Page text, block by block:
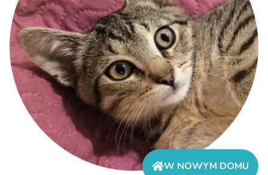
W NOWYM DOMU